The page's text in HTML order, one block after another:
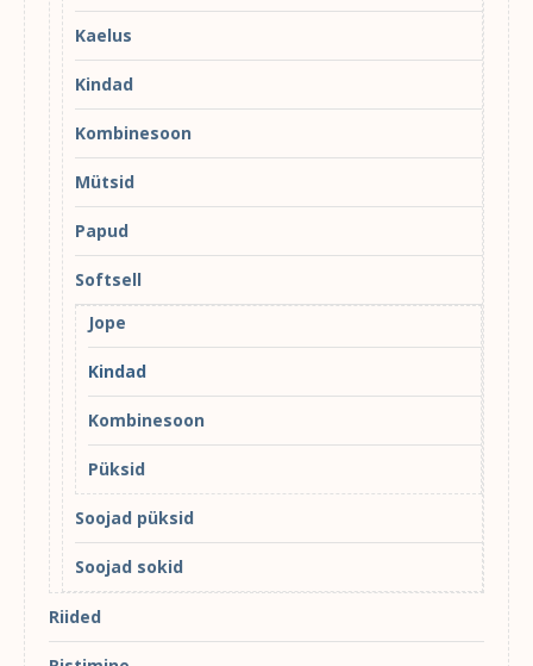
Kaelus
Kindad
Kombinesoon
Mütsid
Papud
Softsell
Jope
Kindad
Kombinesoon
Püksid
Soojad püksid
Soojad sokid
Riided